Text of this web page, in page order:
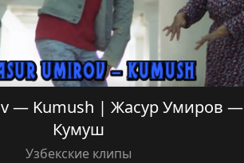
— Kumush | Жасур Умиров —
Кумуш
Узбекские клипы